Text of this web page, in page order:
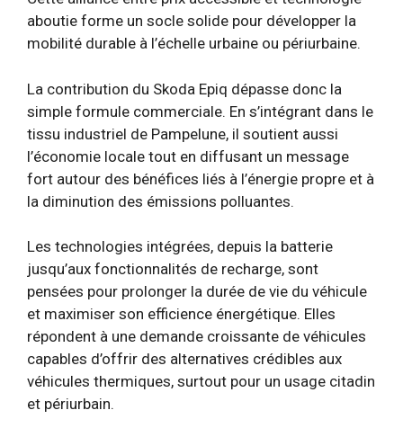
aboutie forme un socle solide pour développer la
mobilité durable à l’échelle urbaine ou périurbaine.
La contribution du Skoda Epiq dépasse donc la
simple formule commerciale. En s’intégrant dans le
tissu industriel de Pampelune, il soutient aussi
l’économie locale tout en diffusant un message
fort autour des bénéfices liés à l’énergie propre et à
la diminution des émissions polluantes.
Les technologies intégrées, depuis la batterie
jusqu’aux fonctionnalités de recharge, sont
pensées pour prolonger la durée de vie du véhicule
et maximiser son efficience énergétique. Elles
répondent à une demande croissante de véhicules
capables d’offrir des alternatives crédibles aux
véhicules thermiques, surtout pour un usage citadin
et périurbain.